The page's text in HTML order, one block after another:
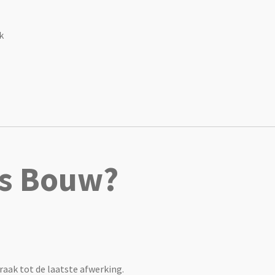
Bouw?
tot de laatste afwerking.